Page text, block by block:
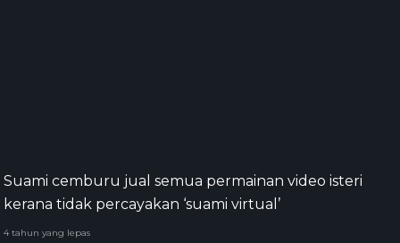
Suami cemburu jual semua permainan video isteri
kerana tidak percayakan ‘suami virtual’
4 tahun yang lepas